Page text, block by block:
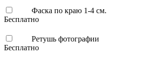
Фаска по краю 1-4 см.
Бесплатно
Ретушь фотографии
Бесплатно